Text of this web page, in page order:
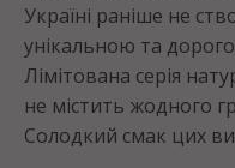
Україні раніше не
унікальною та
Лімітована серія
не містить жодного
Солодкий смак цих